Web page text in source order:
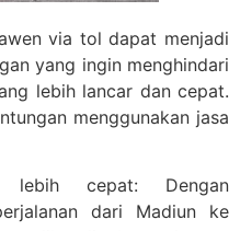
via tol dapat menjadi
yang ingin menghindari
lebih lancar dan cepat.
menggunakan jasa
lebih cepat: Dengan
dari Madiun ke